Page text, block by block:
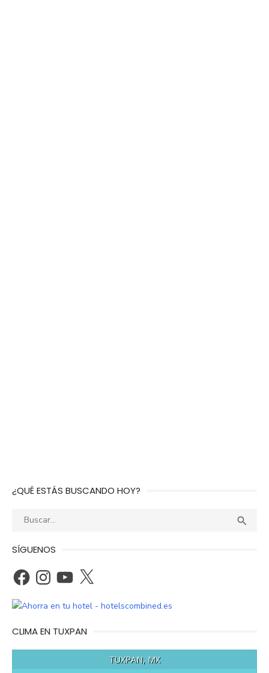
¿QUÉ ESTÁS BUSCANDO HOY?
Buscar: 
SÍGUENOS
FacebookInstagramYouTube
X
CLIMA EN TUXPAN
TUXPAN, MX